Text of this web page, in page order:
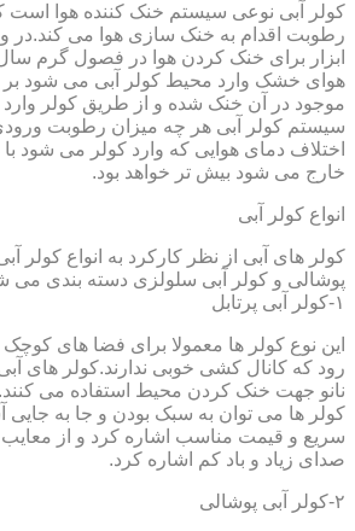
کولر آبی نوعی سیستم خنک کننده هوا است
رطوبت اقدام به خنک سازی هوا می کند.در
ابزار برای خنک کردن هوا در فصول گرم
هوای خشک وارد محیط کولر آبی می شود
موجود در آن خنک شده و از طریق کولر
سیستم کولر آبی هر چه میزان رطوبت
اختلاف دمای هوایی که وارد کولر می شود
خارج می شود بیش تر خواهد بود.
انواع کولر آبی
کولر های آبی از نظر کارکرد به انواع کولر
پوشالی و کولر آبی سلولزی دسته بندی می
۱-کولر آبی پرتابل
رود که کانال کشی خوبی ندارند.کولر های آبی
نانو جهت خنک کردن محیط استفاده می
کولر ها می توان به سبک بودن و جا به
سریع و قیمت مناسب اشاره کرد و از معایب
صدای زیاد و باد کم اشاره کرد.
۲-کولر آبی پوشالی